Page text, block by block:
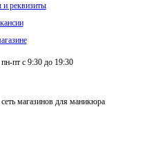
и реквизиты
пн-пт с 9:30 до 19:30
магазинов для маникюра